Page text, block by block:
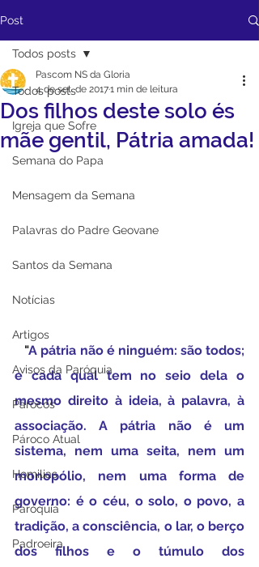
Post
Todos posts
Igreja que Sofre
Semana do Papa
Mensagem da Semana
Palavras do Padre Geovane
Santos da Semana
Notícias
Artigos
Avisos da Paróquia
Párocos
Pároco Atual
Homilias
Paróquia
Padroeira
Todos posts
Dos filhos deste solo és
mãe gentil, Pátria amada!
Pascom NS da Gloria
4 de set. de 20171 min de leitura
   "
A pátria não é ninguém: são todos;
e cada qual tem no seio dela o
mesmo direito à ideia, à palavra, à
associação. A pátria não é um
sistema, nem uma seita, nem um
monopólio, nem uma forma de
governo: é o céu, o solo, o povo, a
tradição, a consciência, o lar, o berço
dos filhos e o túmulo dos